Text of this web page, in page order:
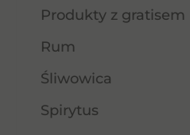
Produkty z gratisem
Rum
Śliwowica
Spirytus